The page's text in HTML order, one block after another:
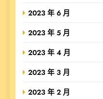
2023 年 6 月
2023 年 5 月
2023 年 4 月
2023 年 3 月
2023 年 2 月